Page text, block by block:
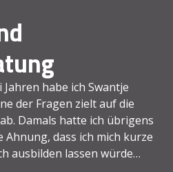
habe ich Swantje
der Fragen zielt auf die
Damals hatte ich übrigens
Ahnung, dass ich mich kurze
ausbilden lassen würde…